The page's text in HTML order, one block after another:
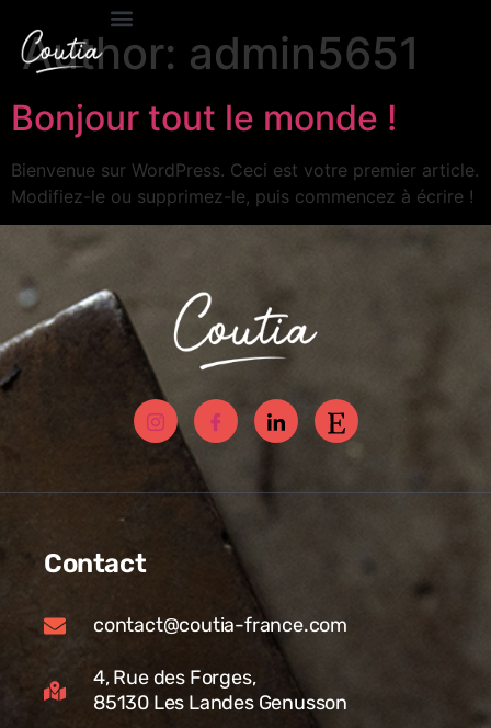
Author: admin5651
Bonjour tout le monde !
Bienvenue sur WordPress. Ceci est votre premier article.
Modifiez-le ou supprimez-le, puis commencez à écrire !
Contact
contact@coutia-france.com
4, Rue des Forges,
85130 Les Landes Genusson